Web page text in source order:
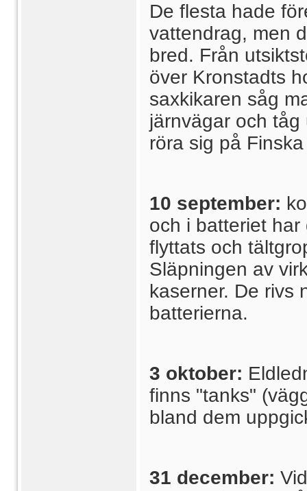
De flesta hade
vattendrag, men
bred. Från
över Kronstadts
saxkikaren såg
järnvägar och
röra sig på
10 september:
och i batteriet
flyttats och
Släpningen av
kaserner. De rivs
batterierna.
3 oktober:
finns "tanks"
bland dem
31 december: